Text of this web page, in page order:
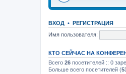
ВХОД • РЕГИСТРАЦИЯ
Имя пользователя:
КТО СЕЙЧАС НА
Всего 26 посетителей :: 0
Больше всего посетителей (